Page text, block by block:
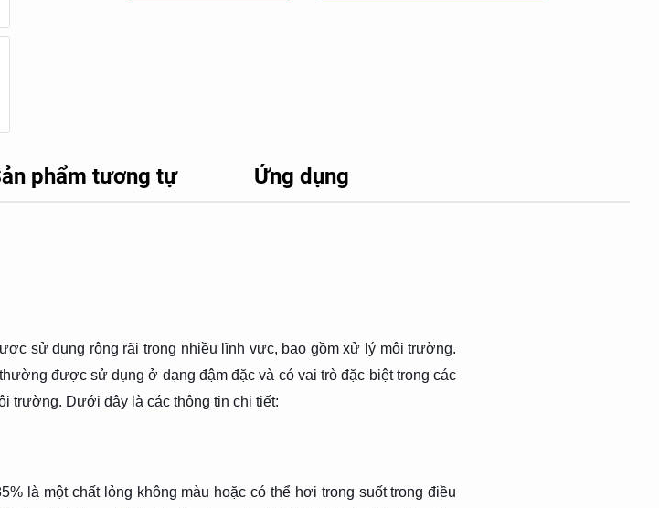
phẩm tương tự Ứng dụng
sử dụng rộng rãi trong nhiều lĩnh vực, bao gồm xử lý môi trường.
được sử dụng ở dạng đậm đặc và có vai trò đặc biệt trong các
trường. Dưới đây là các thông tin chi tiết:
là một chất lỏng không màu hoặc có thể hơi trong suốt trong điều